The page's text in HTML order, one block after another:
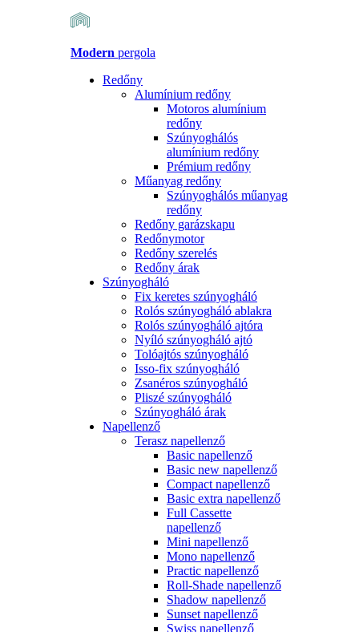
Modern pergola
Redőny
Alumínium redőny
Motoros alumínium
redőny
Szúnyoghálós
alumínium redőny
Prémium redőny
Műanyag redőny
Szúnyoghálós műanyag
redőny
Redőny garázskapu
Redőnymotor
Redőny szerelés
Redőny árak
Szúnyogháló
Fix keretes szúnyogháló
Rolós szúnyogháló ablakra
Rolós szúnyogháló ajtóra
Nyíló szúnyogháló ajtó
Tolóajtós szúnyogháló
Isso-fix szúnyogháló
Zsanéros szúnyogháló
Pliszé szúnyogháló
Szúnyogháló árak
Napellenző
Terasz napellenző
Basic napellenző
Basic new napellenző
Compact napellenző
Basic extra napellenző
Full Cassette
napellenző
Mini napellenző
Mono napellenző
Practic napellenző
Roll-Shade napellenző
Shadow napellenző
Sunset napellenző
Swiss napellenző